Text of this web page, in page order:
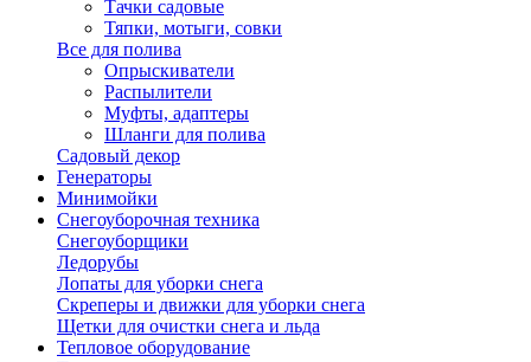
Тачки садовые
Тяпки, мотыги, совки
Все для полива
Опрыскиватели
Распылители
Муфты, адаптеры
Шланги для полива
Садовый декор
Генераторы
Минимойки
Снегоуборочная техника
Снегоуборщики
Ледорубы
Лопаты для уборки снега
Скреперы и движки для уборки снега
Щетки для очистки снега и льда
Тепловое оборудование